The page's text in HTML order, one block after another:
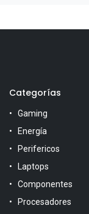
Categorías
Gaming
Energía
Perifericos
Laptops
Componentes
Procesadores